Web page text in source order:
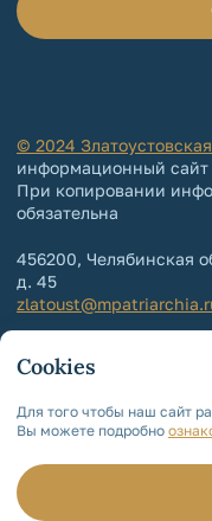
© 2024
информационный
При копировании
обязательна
456200, Челябинская
д. 45
+7 (3513) 64-64-64
Политика обработки и
персональных данных
Мы используем cookie!
Cookies
Для того чтобы наш сайт
Вы можете подробно